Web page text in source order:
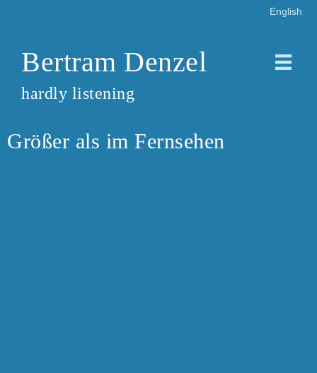
English
Bertram Denzel
hardly listening
Größer als im Fernsehen